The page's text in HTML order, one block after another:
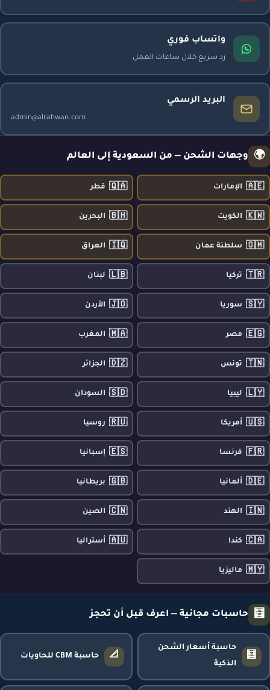
واتساب فوري
رد سريع خلال ساعات العمل
البريد الرسمي
admin@alrahwan.com
🌍 وجهات الشحن — من السعودية إلى العالم
🇦🇪 الإمارات 🇶🇦 قطر
🇰🇼 الكويت 🇧🇭 البحرين
🇴🇲 سلطنة عمان 🇮🇶 العراق
🇹🇷 تركيا 🇱🇧 لبنان
🇸🇾 سوريا 🇯🇴 الأردن
🇪🇬 مصر 🇲🇦 المغرب
🇹🇳 تونس 🇩🇿 الجزائر
🇱🇾 ليبيا 🇸🇩 السودان
🇺🇸 أمريكا 🇷🇺 روسيا
🇫🇷 فرنسا 🇪🇸 إسبانيا
🇩🇪 ألمانيا 🇬🇧 بريطانيا
🇮🇳 الهند 🇨🇳 الصين
🇨🇦 كندا 🇦🇺 أستراليا
🇲🇾 ماليزيا
🧮 حاسبات مجانية — اعرف قبل أن تحجز
🧮
حاسبة أسعار الشحن
الذكية
📐 حاسبة CBM للحاويات